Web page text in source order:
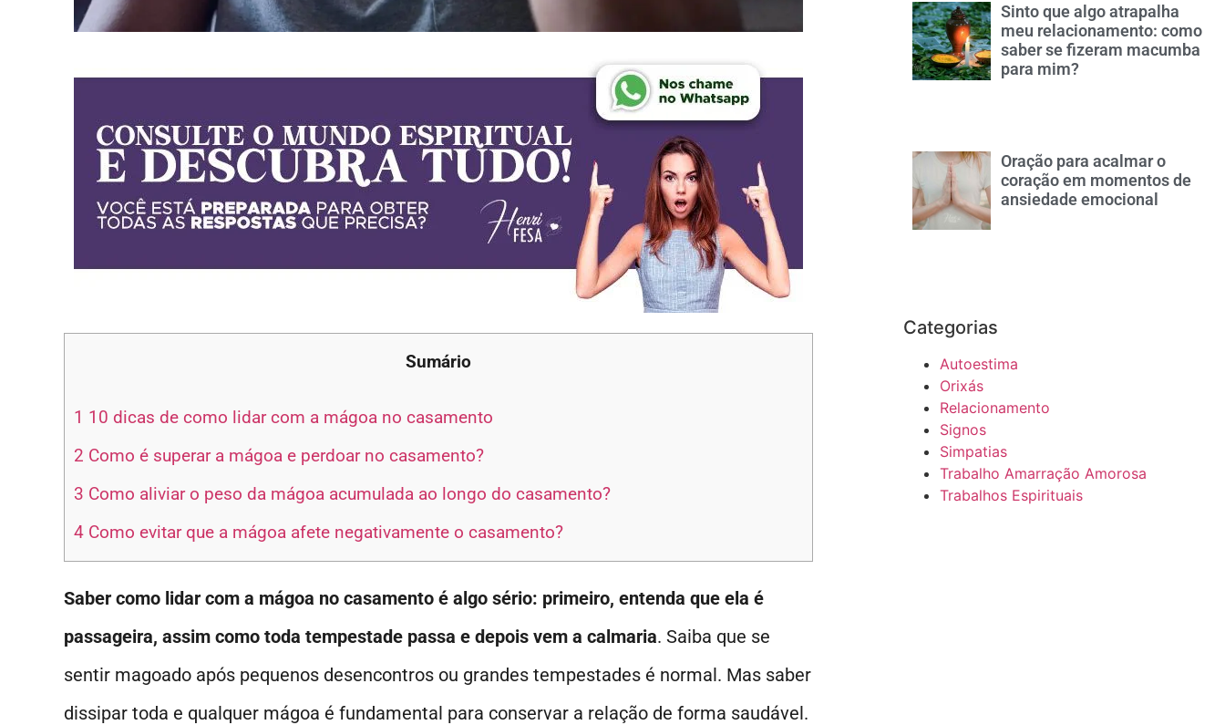
Sumário
1 10 dicas de como lidar com a mágoa no casamento
2 Como é superar a mágoa e perdoar no casamento?
3 Como aliviar o peso da mágoa acumulada ao longo do casamento?
4 Como evitar que a mágoa afete negativamente o casamento?
Saber como lidar com a mágoa no casamento é algo sério: primeiro, entenda que ela é
passageira, assim como toda tempestade passa e depois vem a calmaria. Saiba que se
sentir magoado após pequenos desencontros ou grandes tempestades é normal. Mas saber
dissipar toda e qualquer mágoa é fundamental para conservar a relação de forma saudável.
Sinto que algo atrapalha
meu relacionamento: como
saber se fizeram macumba
para mim?
Oração para acalmar o
coração em momentos de
ansiedade emocional
Categorias
Autoestima
Orixás
Relacionamento
Signos
Simpatias
Trabalho Amarração Amorosa
Trabalhos Espirituais